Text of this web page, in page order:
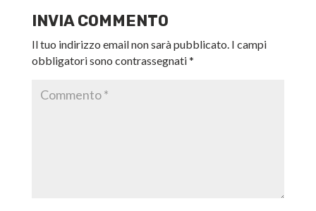
INVIA COMMENTO
Il tuo indirizzo email non sarà pubblicato. I campi
obbligatori sono contrassegnati*